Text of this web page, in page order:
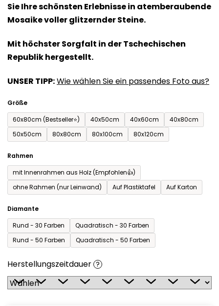
Sie Ihre schönsten Erlebnisse in atemberaubende
Mosaike voller glitzernder Steine.
Mit höchster Sorgfalt in der Tschechischen
Republik hergestellt.
UNSER TIPP:Wie wählen Sie ein passendes Foto aus?
Größe
60x80cm (Bestseller⭐)
40x50cm 40x60cm
40x80cm
50x50cm
80x80cm 80x100cm 80x120cm
Rahmen
mit Innenrahmen aus Holz (Empfohlen👍)
ohne Rahmen (nur Leinwand)
Auf Plastiktafel Auf Karton
Diamante
Rund - 30 Farben
Quadratisch - 30 Farben
Rund - 50 Farben
Quadratisch - 50 Farben
Herstellungszeitdauer ?